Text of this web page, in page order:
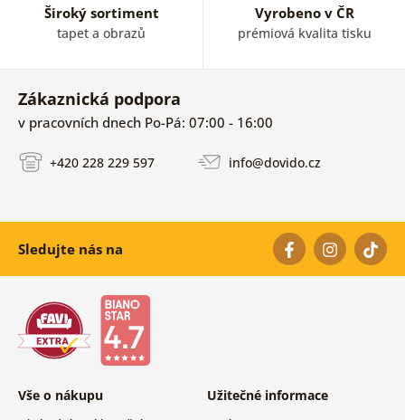
Široký sortiment
tapet a obrazů
Vyrobeno v ČR
prémiová kvalita tisku
Zákaznická podpora
v pracovních dnech Po-Pá: 07:00 - 16:00
+420 228 229 597 info@dovido.cz
Sledujte nás na
Vše o nákupu Užitečné informace